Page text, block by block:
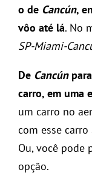
o de Cancún,
vôo até lá. No
SP-Miami-
De Cancúnpara
carro, em uma
um carro no
com esse
Ou, você pode
opção.